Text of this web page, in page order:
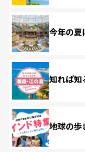
今年の夏
知れば知
地球の歩